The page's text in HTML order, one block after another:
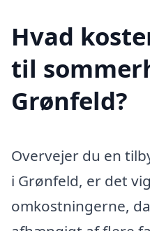
Hvad
til
Grønfeld?
Overvejer du en
i Grønfeld, er det
omkostningerne,